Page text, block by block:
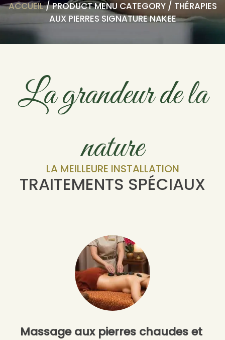
ACCUEIL/ PRODUCT MENU CATEGORY / THÉRAPIES
AUX PIERRES SIGNATURE NAKEE
La grandeur de la
nature
LA MEILLEURE INSTALLATION
TRAITEMENTS SPÉCIAUX
Massage aux pierres chaudes et